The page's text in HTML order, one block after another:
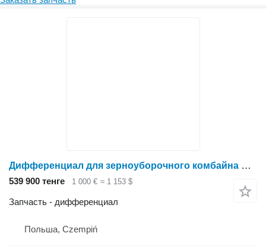
Дифференциал для зерноуборочного комбайна Holmer
539 900 тенге 1 000 € ≈ 1 153 $
Запчасть - дифференциал
Польша, Czempiń